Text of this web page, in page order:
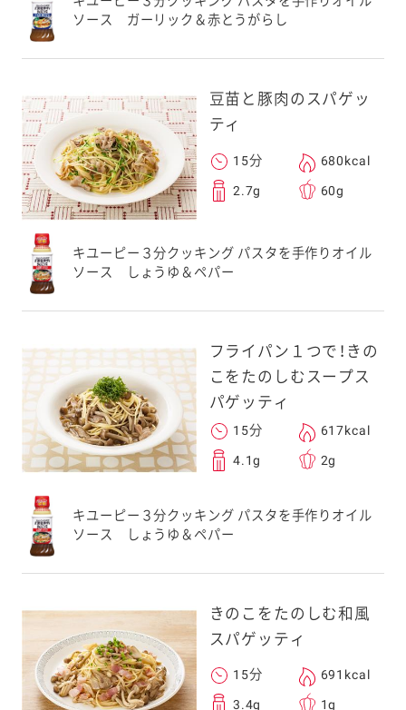
ソース ガーリック＆赤とうがらし
豆苗と豚肉のスパゲッ
ティ
15分 680kcal
2.7g 60g
キユーピー３分クッキング パスタを手作りオイル
ソース しょうゆ＆ペパー
フライパン１つで！きの
こをたのしむスープス
パゲッティ
15分 617kcal
4.1g 2g
キユーピー３分クッキング パスタを手作りオイル
ソース しょうゆ＆ペパー
きのこをたのしむ和風
スパゲッティ
15分 691kcal
3.4g 1g